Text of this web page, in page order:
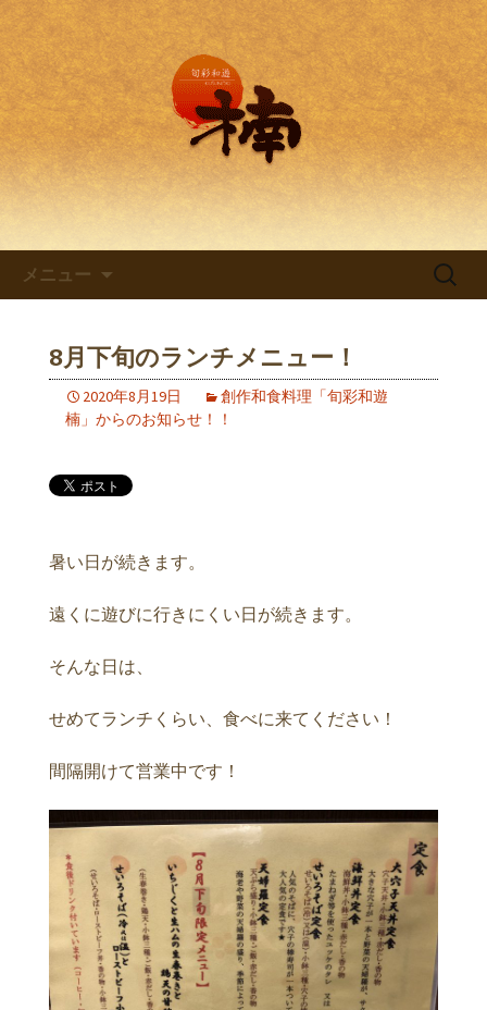
兵庫・西明石の創作和食料理
「旬彩和遊 楠～くすのき～」
兵庫・西明石の創作和食料理 旬彩和
遊 楠。
メニュー
検
8月下旬のランチメニュー！
2020年8月19日
創作和食料理「旬彩和遊
楠」からのお知らせ！！
暑い日が続きます。
遠くに遊びに行きにくい日が続きます。
そんな日は、
せめてランチくらい、食べに来てください！
間隔開けて営業中です！